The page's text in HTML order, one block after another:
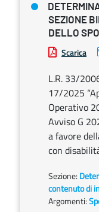
SEZIONE
DELLO
Scarica
L.R. 33/
17/2025
Operativo
Avviso G
a favore
con
Sezione:
contenuto di
Argomenti: